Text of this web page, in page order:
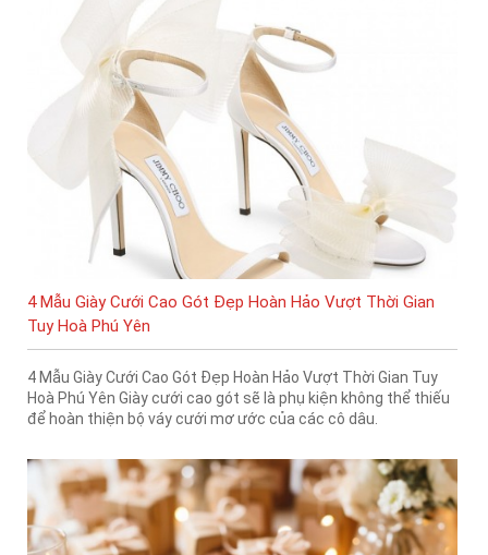
4 Mẫu Giày Cưới Cao Gót Đẹp Hoàn Hảo Vượt Thời Gian
Tuy Hoà Phú Yên
4 Mẫu Giày Cưới Cao Gót Đẹp Hoàn Hảo Vượt Thời Gian Tuy
Hoà Phú Yên Giày cưới cao gót sẽ là phụ kiện không thể thiếu
để hoàn thiện bộ váy cưới mơ ước của các cô dâu.